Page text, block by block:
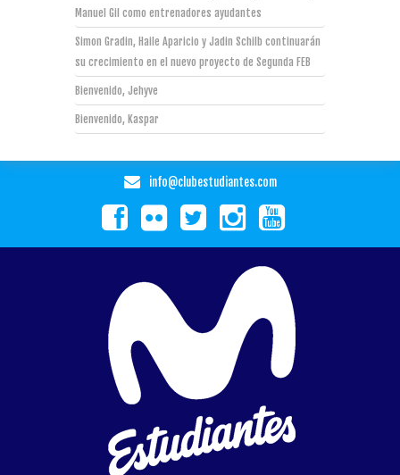
Manuel Gil como entrenadores ayudantes
Simon Gradin, Haile Aparicio y Jadin Schilb continuarán
su crecimiento en el nuevo proyecto de Segunda FEB
Bienvenido, Jehyve
Bienvenido, Kaspar
info@clubestudiantes.com